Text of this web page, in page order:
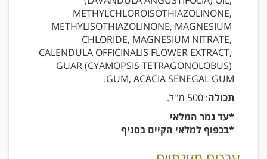
METHYLCHLOROISOTHIAZOLINONE,
METHYLISOTHIAZOLINONE, MAGNESIUM
CHLORIDE, MAGNESIUM NITRATE,
CALENDULA OFFICINALIS FLOWER EXTRACT,
GUAR (CYAMOPSIS TETRAGONOLOBUS)
GUM, ACACIA SENEGAL GUM.
תכולה: 500 מ''ל.
*עד גמר המלאי
*בכפוף למלאי הקיים בסניף